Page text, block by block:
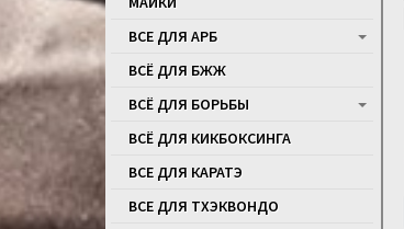
ВСЕ ДЛЯ АРБ
ВСЁ ДЛЯ БЖЖ
ВСЁ ДЛЯ БОРЬБЫ
ВСЁ ДЛЯ КИКБОКСИНГА
ВСЕ ДЛЯ КАРАТЭ
ВСЕ ДЛЯ ТХЭКВОНДО